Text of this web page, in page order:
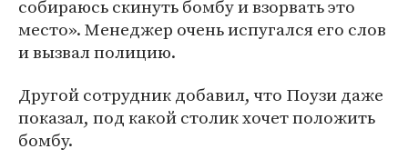
собираюсь скинуть бомбу и взорвать это
место». Менеджер очень испугался его слов
и вызвал полицию.
Другой сотрудник добавил, что Поузи даже
показал, под какой столик хочет положить
бомбу.